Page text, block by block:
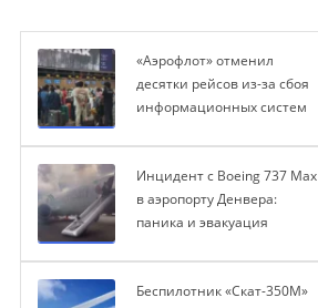
«Аэрофлот» отменил
десятки рейсов из-за сбоя
информационных систем
Инцидент с Boeing 737 Max
в аэропорту Денвера:
паника и эвакуация
Беспилотник «Скат-350М»